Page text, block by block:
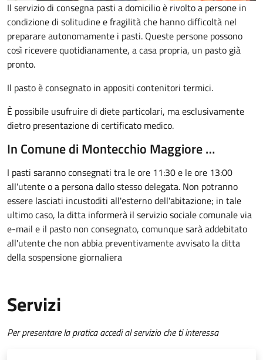
Il servizio di consegna pasti a domicilio è rivolto a persone in
condizione di solitudine e fragilità che hanno difficoltà nel
preparare autonomamente i pasti. Queste persone possono
così ricevere quotidianamente, a casa propria, un pasto già
pronto.
Il pasto è consegnato in appositi contenitori termici.
È possibile usufruire di diete particolari, ma esclusivamente
dietro presentazione di certificato medico.
In Comune di Montecchio Maggiore …
I pasti saranno consegnati tra le ore 11:30 e le ore 13:00
all'utente o a persona dallo stesso delegata. Non potranno
essere lasciati incustoditi all'esterno dell'abitazione; in tale
ultimo caso, la ditta informerà il servizio sociale comunale via
e-mail e il pasto non consegnato, comunque sarà addebitato
all'utente che non abbia preventivamente avvisato la ditta
della sospensione giornaliera
Servizi
Per presentare la pratica accedi al servizio che ti interessa